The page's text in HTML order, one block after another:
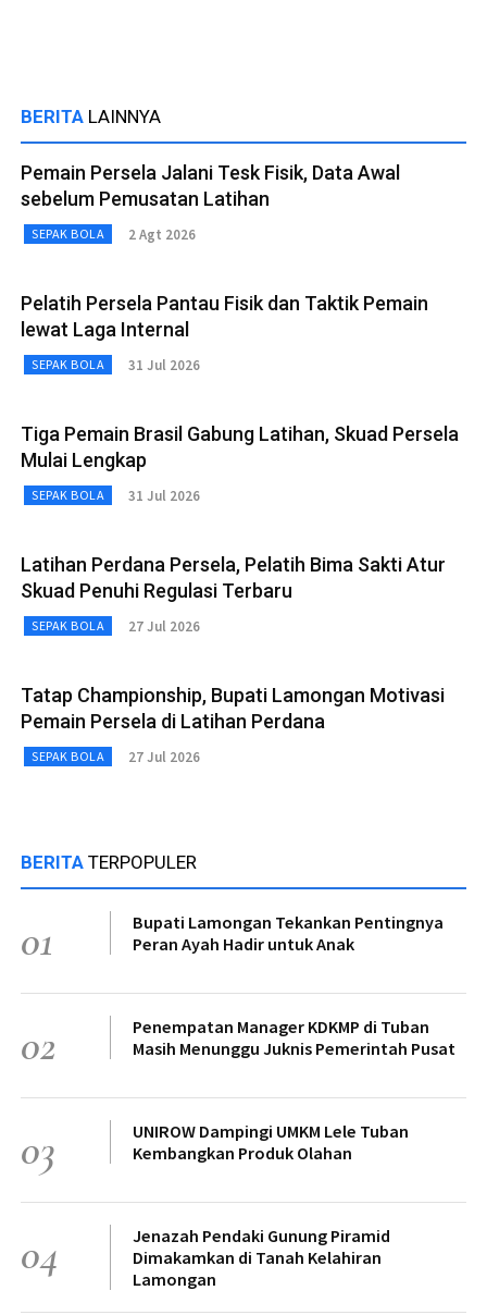
BERITA LAINNYA
Pemain Persela Jalani Tesk Fisik, Data Awal
sebelum Pemusatan Latihan
SEPAK BOLA 2 Agt 2026
Pelatih Persela Pantau Fisik dan Taktik Pemain
lewat Laga Internal
SEPAK BOLA 31 Jul 2026
Tiga Pemain Brasil Gabung Latihan, Skuad Persela
Mulai Lengkap
SEPAK BOLA 31 Jul 2026
Latihan Perdana Persela, Pelatih Bima Sakti Atur
Skuad Penuhi Regulasi Terbaru
SEPAK BOLA 27 Jul 2026
Tatap Championship, Bupati Lamongan Motivasi
Pemain Persela di Latihan Perdana
SEPAK BOLA 27 Jul 2026
BERITA TERPOPULER
01
Bupati Lamongan Tekankan Pentingnya
Peran Ayah Hadir untuk Anak
02
Penempatan Manager KDKMP di Tuban
Masih Menunggu Juknis Pemerintah Pusat
03
UNIROW Dampingi UMKM Lele Tuban
Kembangkan Produk Olahan
04
Jenazah Pendaki Gunung Piramid
Dimakamkan di Tanah Kelahiran
Lamongan